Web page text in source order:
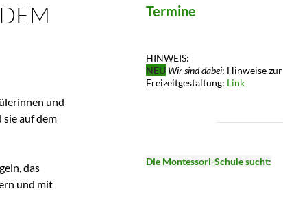
und
sie auf dem
das
und mit
Termine
HINWEIS:
NEU Wir sind dabei: Hinweise zur
Freizeitgestaltung: Link
Die Montessori-Schule sucht: